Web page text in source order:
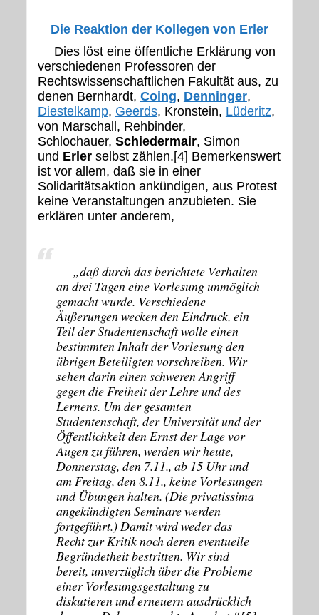
Die Reaktion der Kollegen von Erler
Dies löst eine öffentliche Erklärung von
verschiedenen Professoren der
Rechtswissenschaftlichen Fakultät aus, zu
denen Bernhardt, Coing, Denninger,
Diestelkamp, Geerds, Kronstein, Lüderitz,
von Marschall, Rehbinder,
Schlochauer, Schiedermair, Simon
und Erlerselbst zählen.[4] Bemerkenswert
ist vor allem, daß sie in einer
Solidaritätsaktion ankündigen, aus Protest
keine Veranstaltungen anzubieten. Sie
erklären unter anderem,
„daß durch das berichtete Verhalten
an drei Tagen eine Vorlesung unmöglich
gemacht wurde. Verschiedene
Äußerungen wecken den Eindruck, ein
Teil der Studentenschaft wolle einen
bestimmten Inhalt der Vorlesung den
übrigen Beteiligten vorschreiben. Wir
sehen darin einen schweren Angriff
gegen die Freiheit der Lehre und des
Lernens. Um der gesamten
Studentenschaft, der Universität und der
Öffentlichkeit den Ernst der Lage vor
Augen zu führen, werden wir heute,
Donnerstag, den 7.11., ab 15 Uhr und
am Freitag, den 8.11., keine Vorlesungen
und Übungen halten. (Die privatissima
angekündigten Seminare werden
fortgeführt.) Damit wird weder das
Recht zur Kritik noch deren eventuelle
Begründetheit bestritten. Wir sind
bereit, unverzüglich über die Probleme
einer Vorlesungsgestaltung zu
diskutieren und erneuern ausdrücklich